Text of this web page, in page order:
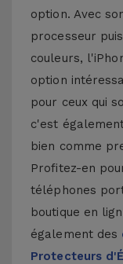
option. Avec
processeur
couleurs,
option
pour ceux qui
c'est
bien comme
Profitez-en
téléphones
boutique en
également des
Protecteurs